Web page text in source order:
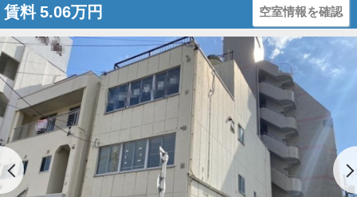
賃料 5.06万円 空室情報を確認